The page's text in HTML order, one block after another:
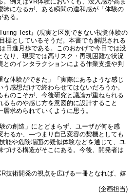
。例えばVR体験においても、没入感が高ま
昧になるが、ある瞬間の違和感が「体験の
る。
Test』(現実と区別できない視覚体験の
標としているそうだ。本書でも解説される
日進月歩である。このおかげで今日では没
なり、現実では高リスク・再現困難な状況
とのインタラクションによる作業支援や判
な体験ができた」「実際にあるような感じ
感想だけで終わらせてはないだろうか。
ものこそが、今後研究と議論が重ねられる
るものや感じ方を意図的に設計すること
求められていくように思う。
の創造」にとどまらず、ユーザが何を感
わるか、―つまり自己変容の契機としても
能や危険場面の疑似体験などを通じて、ユ
づける構造がそこにある。今後、開発者は
技術開発の視点を広げる一冊となれば、嬉
(企画担当)